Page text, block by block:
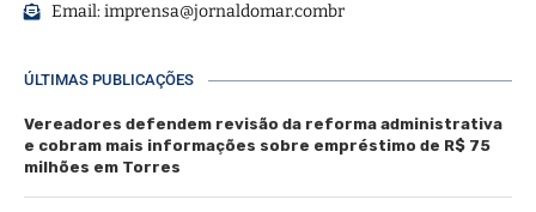
Email:imprensa@jornaldomar.combr
ÚLTIMAS PUBLICAÇÕES
Vereadores defendem revisão da reforma administrativa
e cobram mais informações sobre empréstimo de R$ 75
milhões em Torres